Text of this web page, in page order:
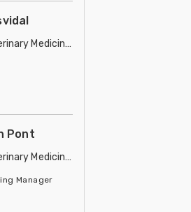
Medicines and Additives
Pont
Medicines and Additives
Manager